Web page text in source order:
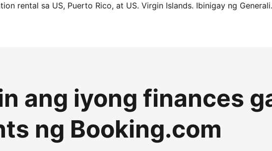
rental sa US, Puerto Rico, at US. Virgin Islands. Ibinigay ng Generali.
ang iyong finances
ng Booking.com